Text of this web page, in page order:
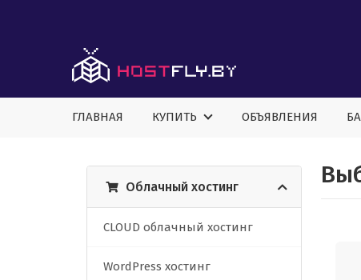
ГЛАВНАЯ КУПИТЬ ОБЪЯВЛЕНИЯ
Облачный хостинг
CLOUD облачный хостинг
WordPress хостинг